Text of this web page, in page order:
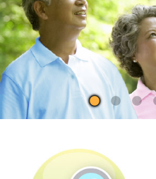
社署長者資訊網